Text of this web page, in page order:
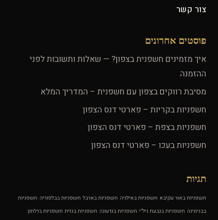
צור קשר
פוסטים אחרונים
איך מזמינים חשפנית בצפון? — שאלות ותשובות לפני
ההזמנה
מסיבת רווקים בצפון עם חשפנית – המדריך המלא
חשפניות בקריות – פארטי דנס הצפון
חשפניות בצפת – פארטי דנס הצפון
חשפניות בעכו – פארטי דנס הצפון
תגיות
חשפניות באור עקיבא חשפניות באילניה חשפניות בארבל חשפניות בבלפוריה חשפניות
בבנימינה חשפניות בגבעת ניל”י חשפניות בגדעונה חשפניות בגזית חשפניות בדלתון